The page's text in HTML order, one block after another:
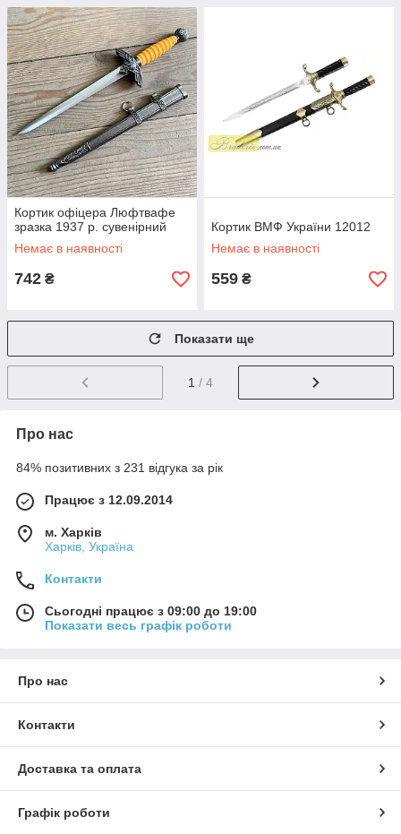
Кортик офіцера Люфтвафе
зразка 1937 р. сувенірний
Немає в наявності
742 ₴
Кортик ВМФ України 12012
Немає в наявності
559 ₴
Показати ще
1 / 4
Про нас
84% позитивних з 231 відгука за рік
Працює з 12.09.2014
м. Харків
Харків, Україна
Контакти
Сьогодні працює з 09:00 до 19:00
Показати весь графік роботи
Про нас
Контакти
Доставка та оплата
Графік роботи